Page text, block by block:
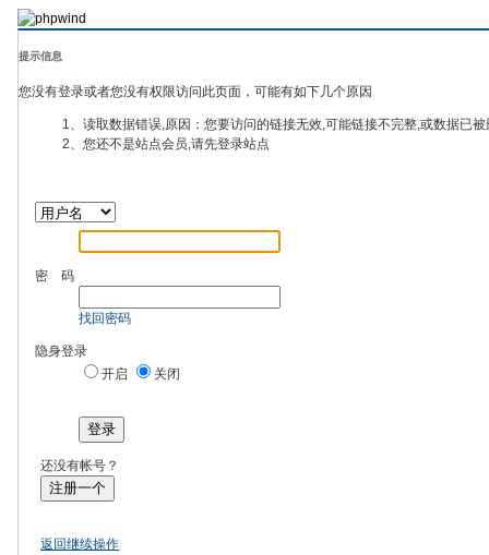
提示信息
您没有登录或者您没有权限访问此页面，可能有如下几个原因
1、读取数据错误,原因：您要访问的链接无效,可能链接不完整,或数据已
2、您还不是站点会员,请先登录站点
密 码
找回密码
隐身登录
开启
关闭
登录
还没有帐号？
注册一个
返回继续操作